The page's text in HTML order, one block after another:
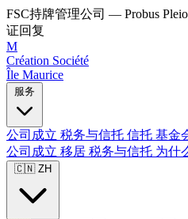
FSC持牌管理公司 — Probus
证回复
M
Création Société
Île Maurice
公司成立 税务与信托 信托 基金
公司成立 移居 税务与信托 为什